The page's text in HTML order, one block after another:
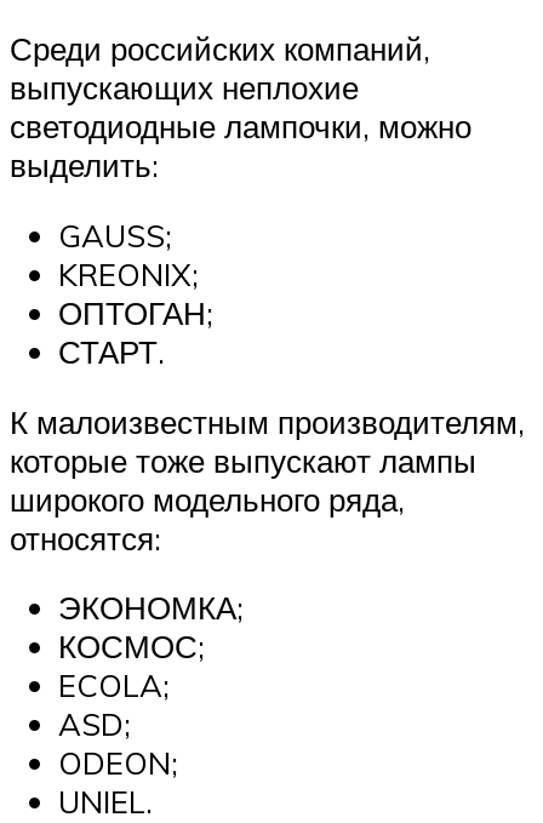
Среди российских компаний,
выпускающих неплохие
светодиодные лампочки, можно
выделить:
GAUSS;
KREONIX;
ОПТОГАН;
СТАРТ.
К малоизвестным производителям,
которые тоже выпускают лампы
широкого модельного ряда,
относятся:
ЭКОНОМКА;
КОСМОС;
ECOLA;
ASD;
ODEON;
UNIEL.